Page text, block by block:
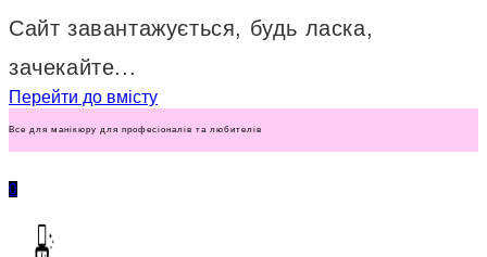
Сайт завантажується, будь ласка,
зачекайте...
Перейти до вмісту
Все для манікюру для професіоналів та любителів
0